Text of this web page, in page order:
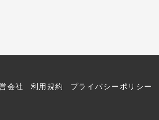
会社 利用規約 プライバシーポリシー